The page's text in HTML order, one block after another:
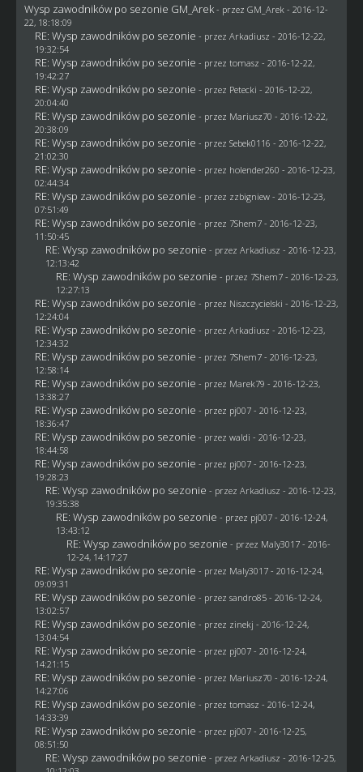
Wysp zawodników po sezonie GM_Arek - przez GM_Arek - 2016-12-
22, 18:18:09
RE: Wysp zawodników po sezonie - przez Arkadiusz - 2016-12-22,
19:32:54
RE: Wysp zawodników po sezonie - przez tomasz - 2016-12-22,
19:42:27
RE: Wysp zawodników po sezonie - przez Petecki - 2016-12-22,
20:04:40
RE: Wysp zawodników po sezonie - przez Mariusz70 - 2016-12-22,
20:38:09
RE: Wysp zawodników po sezonie - przez Sebek0116 - 2016-12-22,
21:02:30
RE: Wysp zawodników po sezonie - przez holender260 - 2016-12-23,
02:44:34
RE: Wysp zawodników po sezonie - przez zzbigniew- 2016-12-23,
07:51:49
RE: Wysp zawodników po sezonie - przez 7Shem7- 2016-12-23,
11:50:45
RE: Wysp zawodników po sezonie - przez Arkadiusz - 2016-12-23,
12:13:42
RE: Wysp zawodników po sezonie - przez 7Shem7- 2016-12-23,
12:27:13
RE: Wysp zawodników po sezonie - przez Niszczycielski - 2016-12-23,
12:24:04
RE: Wysp zawodników po sezonie - przez Arkadiusz - 2016-12-23,
12:34:32
RE: Wysp zawodników po sezonie - przez 7Shem7- 2016-12-23,
12:58:14
RE: Wysp zawodników po sezonie - przez Marek79 - 2016-12-23,
13:38:27
RE: Wysp zawodników po sezonie - przez pj007- 2016-12-23,
18:36:47
RE: Wysp zawodników po sezonie - przez waldi - 2016-12-23,
18:44:58
RE: Wysp zawodników po sezonie - przez pj007- 2016-12-23,
19:28:23
RE: Wysp zawodników po sezonie - przez Arkadiusz - 2016-12-23,
19:35:38
RE: Wysp zawodników po sezonie - przez pj007- 2016-12-24,
13:43:12
RE: Wysp zawodników po sezonie - przez Maly3017- 2016-
12-24, 14:17:27
RE: Wysp zawodników po sezonie - przez Maly3017- 2016-12-24,
09:09:31
RE: Wysp zawodników po sezonie - przez sandro85- 2016-12-24,
13:02:57
RE: Wysp zawodników po sezonie - przez zinekj - 2016-12-24,
13:04:54
RE: Wysp zawodników po sezonie - przez pj007- 2016-12-24,
14:21:15
RE: Wysp zawodników po sezonie - przez Mariusz70 - 2016-12-24,
14:27:06
RE: Wysp zawodników po sezonie - przez tomasz - 2016-12-24,
14:33:39
RE: Wysp zawodników po sezonie - przez pj007- 2016-12-25,
08:51:50
RE: Wysp zawodników po sezonie - przez Arkadiusz - 2016-12-25,